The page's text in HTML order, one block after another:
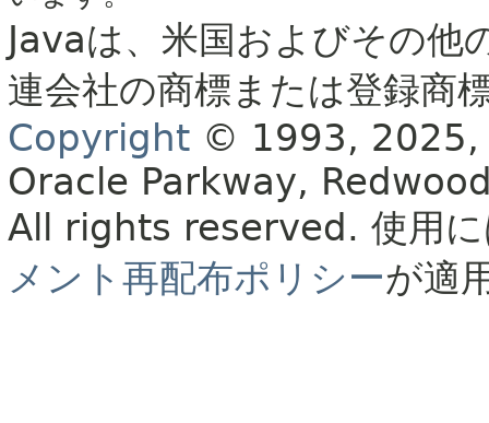
Javaは、米国およびその
連会社の商標または登録商
Copyright © 1993, 2025,
Oracle Parkway,
All rights reserved. 使用
メント再配布ポリシーが適